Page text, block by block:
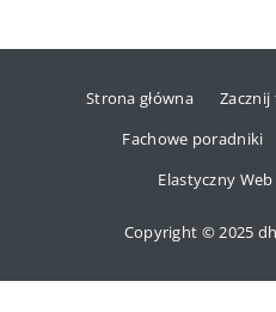
Strona główna
Fachowe poradniki
Elastyczny
Copyright © 2025